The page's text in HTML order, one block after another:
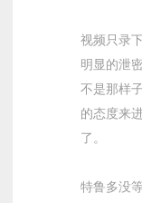
视频只录
明显的泄
不是那样
的态度来
了。
特鲁多没